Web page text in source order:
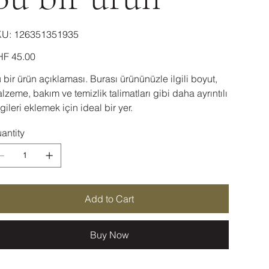
SKU
126351351935
126351351935
45.00
bir ürün açıklaması. Burası ürününüzle ilgili boyut,
bakım ve temizlik talimatları gibi daha ayrıntılı
eklemek için ideal bir yer.
Add to Cart
Buy Now